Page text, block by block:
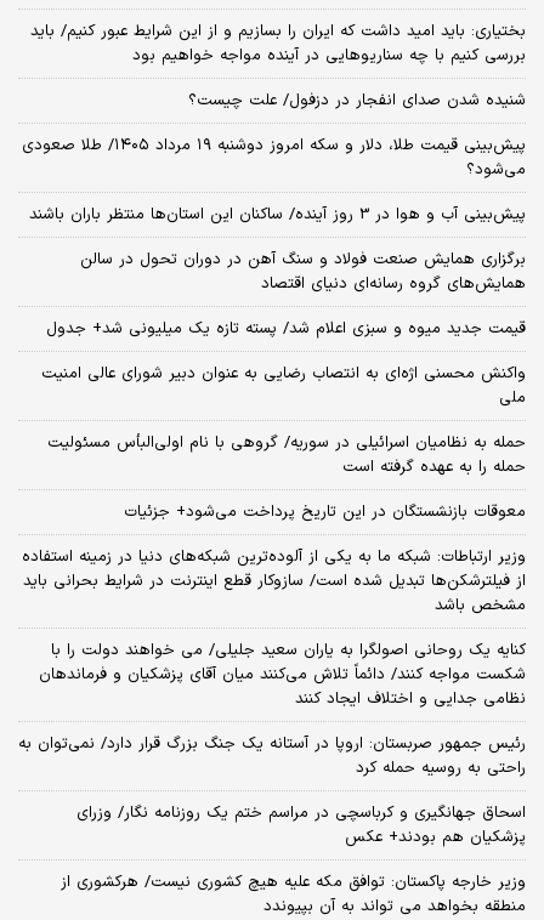
بختیاری: باید امید داشت که ایران را بسازیم و از این شرایط عبور کنیم/ باید
بررسی کنیم با چه سناریوهایی در آینده مواجه خواهیم بود
شنیده شدن صدای انفجار در دزفول/ علت چیست؟
پیش‌بینی قیمت طلا، دلار و سکه امروز دوشنبه ۱۹ مرداد ۱۴۰۵/ طلا صعودی
می‌شود؟
پیش‌بینی آب و هوا در 3 روز آینده/ ساکنان این استان‌ها منتظر باران باشند
برگزاری همایش صنعت فولاد و سنگ آهن در دوران تحول در سالن
همایش‌های گروه رسانه‌ای دنیای اقتصاد
قیمت جدید میوه و سبزی اعلام شد/ پسته تازه یک میلیونی شد+ جدول
واکنش محسنی اژه‌ای به انتصاب رضایی به عنوان دبیر شورای عالی امنیت
ملی
حمله به نظامیان اسرائیلی در سوریه/ گروهی با نام اولی‌البأس مسئولیت
حمله را به عهده گرفته است
معوقات بازنشستگان در این تاریخ پرداخت می‌شود+ جزئیات
وزیر ارتباطات: شبکه ما به یکی از آلوده‌ترین شبکه‌های دنیا در زمینه استفاده
از فیلترشکن‌ها تبدیل شده است/ سازوکار قطع اینترنت در شرایط بحرانی باید
مشخص باشد
کنایه یک روحانی اصولگرا به یاران سعید جلیلی/ می خواهند دولت را با
شکست مواجه کنند/ دائماً تلاش می‌کنند میان آقای پزشکیان و فرماندهان
نظامی جدایی و اختلاف ایجاد کنند
رئیس جمهور صربستان: اروپا در آستانه یک جنگ بزرگ قرار دارد/ نمی‌توان به
راحتی به روسیه حمله کرد
اسحاق جهانگیری و کرباسچی در مراسم ختم یک روزنامه نگار/ وزرای
پزشکیان هم بودند+ عکس
وزیر خارجه پاکستان: توافق مکه علیه هیچ کشوری نیست/ هرکشوری از
منطقه بخواهد می تواند به آن بپیوندد